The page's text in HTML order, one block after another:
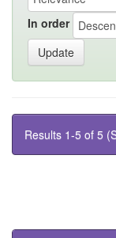
In order
Results 1-5 of 5